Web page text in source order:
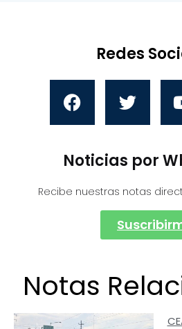
Redes
Noticias por
Recibe nuestras notas
Notas